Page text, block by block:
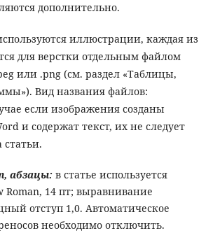
дополнительно.
иллюстрации, каждая из
для верстки отдельным файлом
или .png (см. раздел «Таблицы,
Вид названия файлов:
если изображения созданы
и содержат текст, их не следует
статьи.
абзацы: в статье используется
Roman, 14 пт; выравнивание
отступ 1,0. Автоматическое
необходимо отключить.